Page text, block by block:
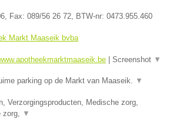
, Fax: 089/56 26 72, BTW-nr: 0473.955.460
Markt Maaseik bvba
Screenshot ▼
parking op de Markt van Maaseik. ▼
Verzorgingsproducten, Medische zorg,
zorg, ▼